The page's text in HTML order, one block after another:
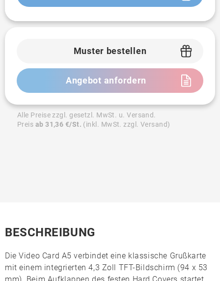
Muster bestellen
Angebot anfordern
Alle Preise zzgl. gesetzl. MwSt. u. Versand.
Preis ab 31,36 €/St. (inkl. MwSt. zzgl. Versand)
BESCHREIBUNG
DieVideo Card A5 verbindet eine klassische Grußkarte
mit einem integrierten4,3 Zoll TFT-Bildschirm (94 x 53